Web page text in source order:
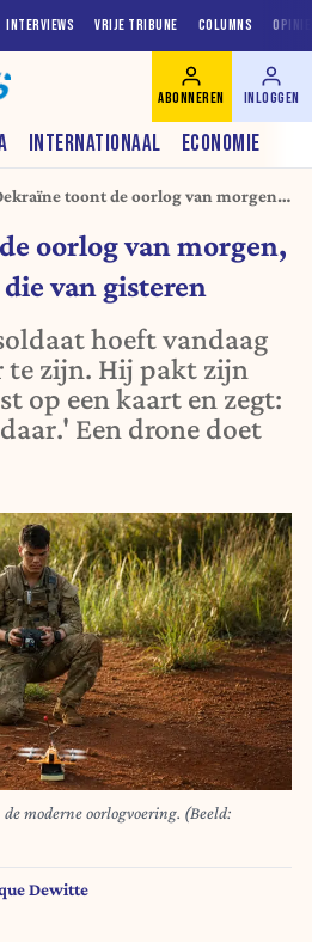
INTERVIEWS VRIJE TRIBUNE COLUMNS
INTERNATIONAAL ECONOMIE
ABONNEREN INLOGGEN
toont de oorlog van morgen,
oorlog van morgen,
van gisteren
hoeft vandaag
te zijn. Hij pakt zijn
op een kaart en zegt:
Een drone doet
moderne oorlogvoering. (Beeld:
Dewitte